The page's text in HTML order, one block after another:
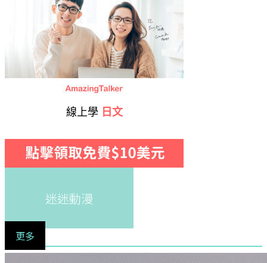
線上學 日文
迷迷動漫
更多